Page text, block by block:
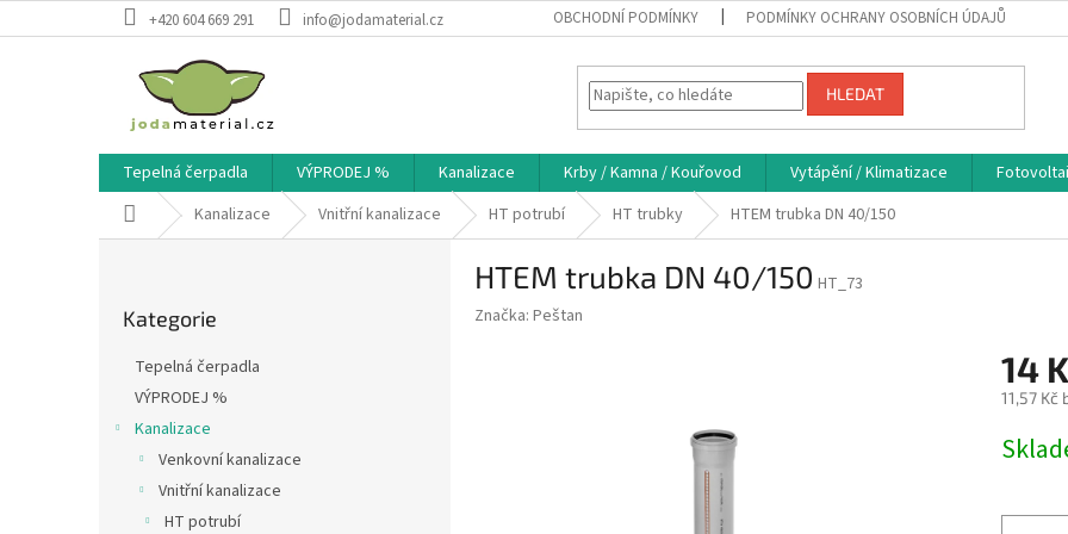
na
+420 604 669 291 info@jodamaterial.cz OBCHODNÍ PODMÍNKY PODMÍNKY OCHRANY OSOBNÍCH ÚDAJŮ
HLEDAT
Tepelná čerpadla VÝPRODEJ % Kanalizace Krby / Kamna / Kouřovod Vytápění / Klimatizace
Domů Kanalizace Vnitřní kanalizace HT potrubí HT trubky HTEM trubka DN 40/150
kategorie
Kategorie
Tepelná čerpadla
VÝPRODEJ %
Kanalizace
Venkovní kanalizace
Vnitřní kanalizace
HT potrubí
HTEM trubka DN 40/150 HT_73
Značka: Peštan
14
11,57 Kč
cena: